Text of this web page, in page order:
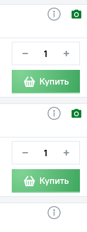
− +
Купить
− +
Купить